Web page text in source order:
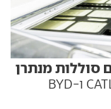
סוללות מנתרן
הענקיות הסיניות בייצור סוללות כמו CATL ו-BYD
נתרן. למי זה